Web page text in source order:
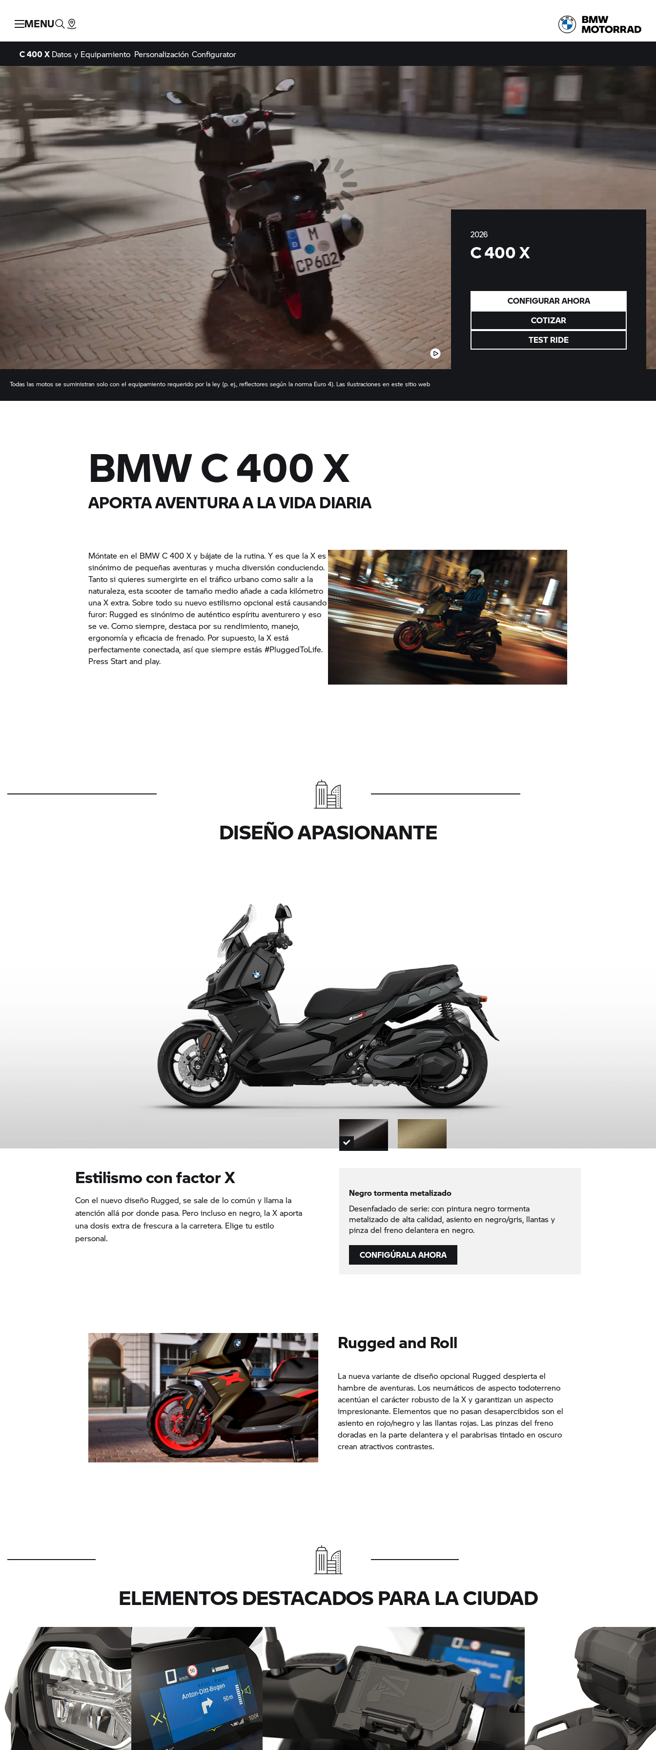
MENU
C 400 X Datos y Equipamiento Personalización Configurator
2026
C 400 X
CONFIGURAR AHORA
COTIZAR
TEST RIDE
Todas las motos se suministran solo con el equipamiento requerido por la ley (p. ej., reflectores según la norma Euro 4). Las ilustraciones en este sitio web
BMWC 400 X
APORTA AVENTURA A LA VIDA DIARIA
Móntate en el BMWC 400 X y bájate de la rutina. Y es que la X es
sinónimo de pequeñas aventuras y mucha diversión conduciendo.
Tanto si quieres sumergirte en el tráfico urbano como salir a la
naturaleza, esta scooter de tamaño medio añade a cada kilómetro
una X extra. Sobre todo su nuevo estilismo opcional está causando
furor: Rugged es sinónimo de auténtico espíritu aventurero y eso
se ve. Como siempre, destaca por su rendimiento, manejo,
ergonomía y eficacia de frenado. Por supuesto, la X está
perfectamente conectada, así que siempre estás #PluggedToLife.
Press Start and play.
DISEÑO APASIONANTE
Estilismo con factor X
Con el nuevo diseño Rugged, se sale de lo común y llama la
atención allá por donde pasa. Pero incluso en negro, la X aporta
una dosis extra de frescura a la carretera. Elige tu estilo
personal.
Negro tormenta metalizado
Desenfadado de serie: con pintura negro tormenta
metalizado de alta calidad, asiento en negro/gris, llantas y
pinza del freno delantera en negro.
CONFIGÚRALA AHORA
Rugged and Roll
La nueva variante de diseño opcional Rugged despierta el
hambre de aventuras. Los neumáticos de aspecto todoterreno
acentúan el carácter robusto de la X y garantizan un aspecto
impresionante. Elementos que no pasan desapercibidos son el
asiento en rojo/negro y las llantas rojas. Las pinzas del freno
doradas en la parte delantera y el parabrisas tintado en oscuro
crean atractivos contrastes.
ELEMENTOS DESTACADOS PARA LA CIUDAD